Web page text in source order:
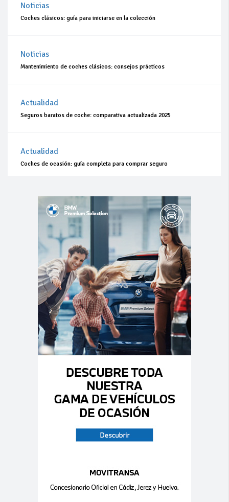
Noticias
Coches clásicos: guía para iniciarse en la colección
Noticias
Mantenimiento de coches clásicos: consejos prácticos
Actualidad
Seguros baratos de coche: comparativa actualizada 2025
Actualidad
Coches de ocasión: guía completa para comprar seguro